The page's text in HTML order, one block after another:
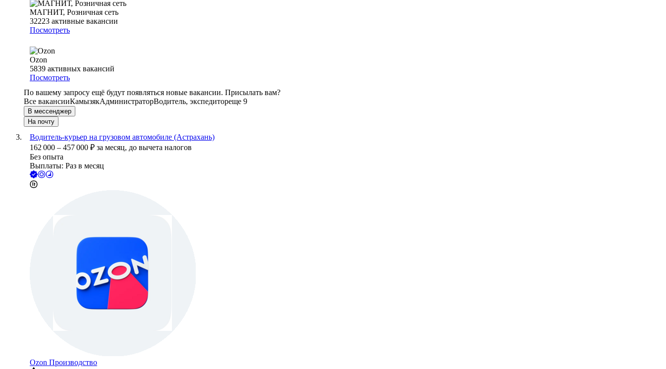
МАГНИТ, Розничная сеть
32223 активные вакансии
Посмотреть
Ozon
5839 активных вакансий
Посмотреть
По вашему запросу ещё будут появляться новые вакансии. Присылать вам?
Все вакансииКамызякАдминистраторВодитель, экспедитореще 9
В мессенджер
На почту
Водитель-курьер на грузовом автомобиле (Астрахань)
162 000 – 457 000 ₽ за месяц, до вычета налогов
Без опыта
Выплаты: Раз в месяц
Ozon Производство